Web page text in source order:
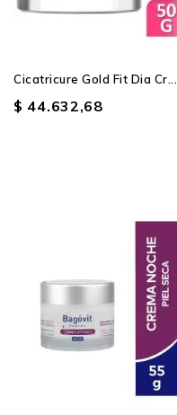
Cicatricure Gold Fit Dia Cr...
$ 44.632,68